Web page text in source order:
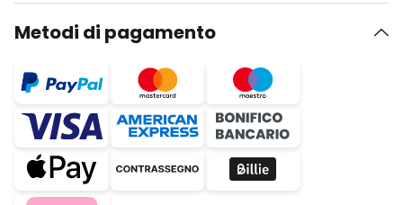
Metodi di pagamento